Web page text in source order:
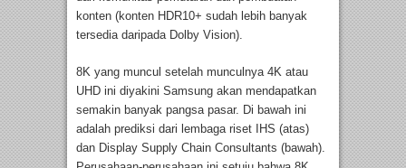
konten (konten HDR10+ sudah lebih banyak
tersedia daripada Dolby Vision).
8K yang muncul setelah munculnya 4K atau
UHD ini diyakini Samsung akan mendapatkan
semakin banyak pangsa pasar. Di bawah ini
adalah prediksi dari lembaga riset IHS (atas)
dan Display Supply Chain Consultants (bawah).